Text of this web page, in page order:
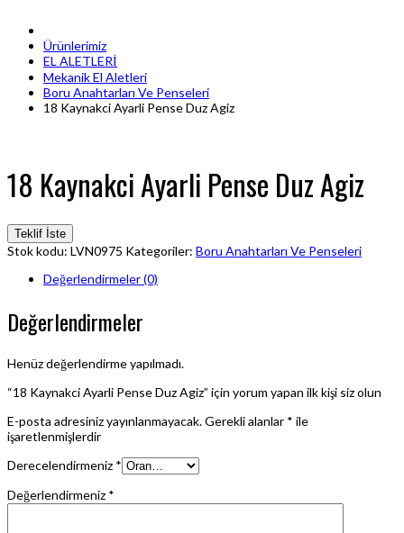
Ürünlerimiz
EL ALETLERİ
Mekanik El Aletleri
Boru Anahtarları Ve Penseleri
18 Kaynakci Ayarli Pense Duz Agiz
18 Kaynakci Ayarli Pense Duz Agiz
Teklif İste
Stok kodu: LVN0975 Kategoriler: Boru Anahtarları Ve Penseleri
Değerlendirmeler (0)
Değerlendirmeler
Henüz değerlendirme yapılmadı.
“18 Kaynakci Ayarli Pense Duz Agiz” için yorum yapan ilk kişi siz olun
E-posta adresiniz yayınlanmayacak.Gerekli alanlar * ile
işaretlenmişlerdir
Derecelendirmeniz *
Değerlendirmeniz *